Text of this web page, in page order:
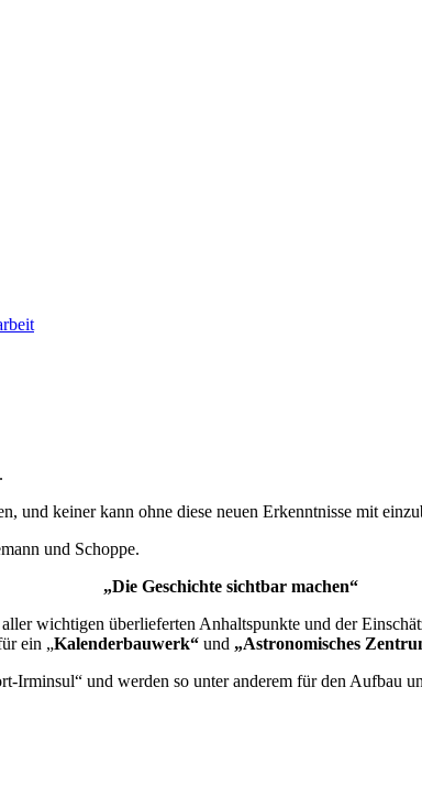
und keiner kann ohne diese neuen Erkenntnisse mit
und Schoppe.
„Die Geschichte sichtbar machen“
wichtigen überlieferten Anhaltspunkte und der
ein „Kalenderbauwerk“ und „Astronomisches
Irminsul“ und werden so unter anderem für den Aufbau